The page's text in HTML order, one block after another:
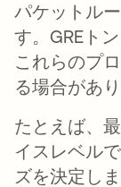
パケットル
す。GREト
これらのプ
る場合があり
たとえば、
イスレベル
ズを決定し